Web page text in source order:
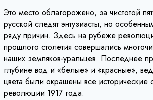
Это место облагорожено, за чистотой
русской следят энтузиасты, но
ряду причин. Здесь на рубеже
прошлого столетия совершались
наших земляков-уральцев. Последнее
глубине вод и «белые» и «красные»,
цвета были окрашены все исторические
революции 1917 года.